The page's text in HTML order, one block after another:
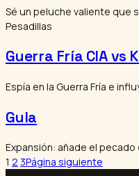
Sé un peluche valiente que
Pesadillas
Guerra Fría CIA vs
Espía en la Guerra Fría e
Gula
Expansión: añade el pecado
1 2 3Página siguiente